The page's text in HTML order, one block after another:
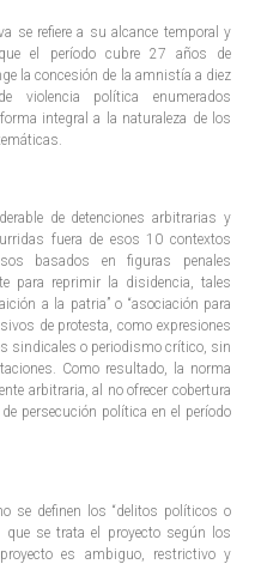
se refiere a su alcance temporal y
el período cubre 27 años de
la concesión de la amnistía a diez
violencia política enumerados
integral a la naturaleza de los
de detenciones arbitrarias y
fuera de esos 10 contextos
basados en figuras penales
para reprimir la disidencia, tales
a la patria” o “asociación para
de protesta, como expresiones
sindicales o periodismo crítico, sin
Como resultado, la norma
arbitraria, al no ofrecer cobertura
persecución política en el período
se definen los “delitos políticos o
se trata el proyecto según los
es ambiguo, restrictivo y